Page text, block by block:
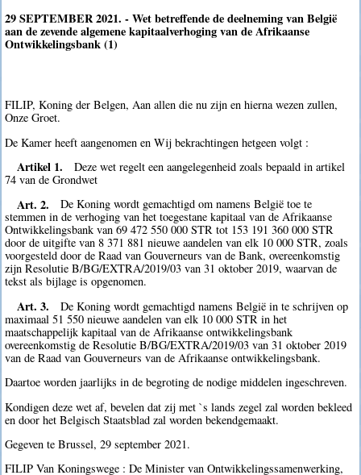
29 SEPTEMBER 2021. - Wet betreffende de deelneming van België
aan de zevende algemene kapitaalverhoging van de Afrikaanse
Ontwikkelingsbank (1)
FILIP, Koning der Belgen, Aan allen die nu zijn en hierna wezen zullen,
Onze Groet.
De Kamer heeft aangenomen en Wij bekrachtingen hetgeen volgt :
Artikel 1.
Deze wet regelt een aangelegenheid zoals bepaald in artikel
74 van de Grondwet
Art. 2.
De Koning wordt gemachtigd om namens België toe te
stemmen in de verhoging van het toegestane kapitaal van de Afrikaanse
Ontwikkelingsbank van 69 472 550 000 STR tot 153 191 360 000 STR
door de uitgifte van 8 371 881 nieuwe aandelen van elk 10 000 STR, zoals
voorgesteld door de Raad van Gouverneurs van de Bank, overeenkomstig
zijn Resolutie B/BG/EXTRA/2019/03 van 31 oktober 2019, waarvan de
tekst als bijlage is opgenomen.
Art. 3.
De Koning wordt gemachtigd namens België in te schrijven op
maximaal 51 550 nieuwe aandelen van elk 10 000 STR in het
maatschappelijk kapitaal van de Afrikaanse ontwikkelingsbank
overeenkomstig de Resolutie B/BG/EXTRA/2019/03 van 31 oktober 2019
van de Raad van Gouverneurs van de Afrikaanse ontwikkelingsbank.
Daartoe worden jaarlijks in de begroting de nodige middelen ingeschreven.
Kondigen deze wet af, bevelen dat zij met `s lands zegel zal worden bekleed
en door het Belgisch Staatsblad zal worden bekendgemaakt.
Gegeven te Brussel, 29 september 2021.
FILIP Van Koningswege : De Minister van Ontwikkelingssamenwerking,